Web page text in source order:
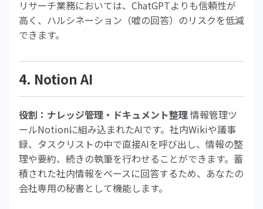
リサーチ業務においては、ChatGPTよりも信頼性が
高く、ハルシネーション（嘘の回答）のリスクを低減
できます。
4. Notion AI
役割：ナレッジ管理・ドキュメント整理情報管理ツ
ールNotionに組み込まれたAIです。社内Wikiや議事
録、タスクリストの中で直接AIを呼び出し、情報の整
理や要約、続きの執筆を行わせることができます。蓄
積された社内情報をベースに回答するため、あなたの
会社専用の秘書として機能します。